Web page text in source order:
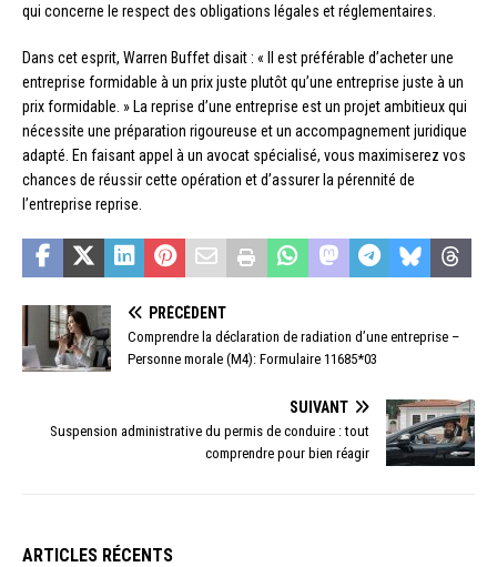
qui concerne le respect des obligations légales et réglementaires.
Dans cet esprit, Warren Buffet disait : « Il est préférable d’acheter une
entreprise formidable à un prix juste plutôt qu’une entreprise juste à un
prix formidable. » La reprise d’une entreprise est un projet ambitieux qui
nécessite une préparation rigoureuse et un accompagnement juridique
adapté. En faisant appel à un avocat spécialisé, vous maximiserez vos
chances de réussir cette opération et d’assurer la pérennité de
l’entreprise reprise.
PRÉCÉDENT
Comprendre la déclaration de radiation d’une entreprise –
Personne morale (M4): Formulaire 11685*03
SUIVANT
Suspension administrative du permis de conduire : tout
comprendre pour bien réagir
ARTICLES RÉCENTS